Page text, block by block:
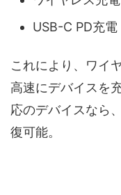
USB-C PD充
これにより、ワイ
高速にデバイスを
応のデバイスなら
復可能。